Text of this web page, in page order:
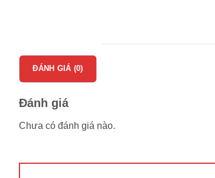
ĐÁNH GIÁ (0)
Đánh giá
Chưa có đánh giá nào.